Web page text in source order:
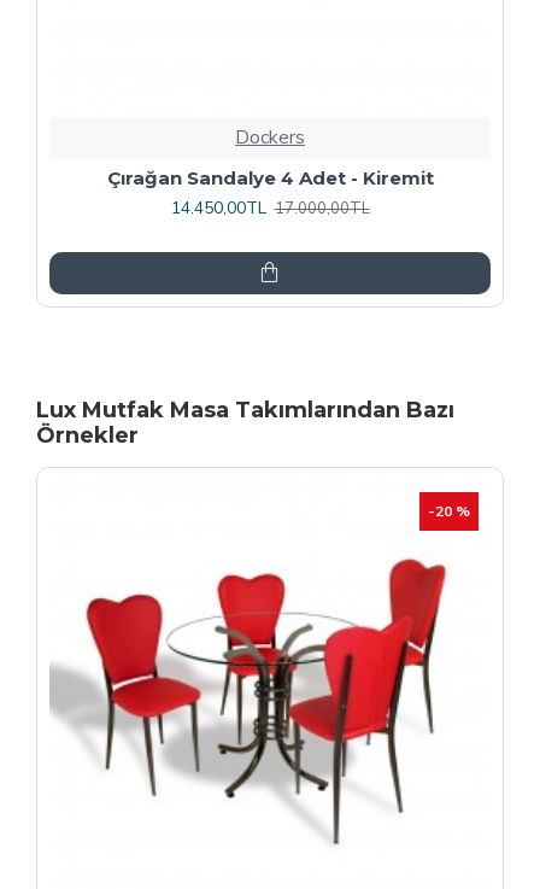
Dockers
Rozhet Sandalye (Kromnikel) (4 Adet
Fiyatıdır) - Kahve
Lux Mutfak Masa Takımlarından Bazı
Örnekler
-20 %